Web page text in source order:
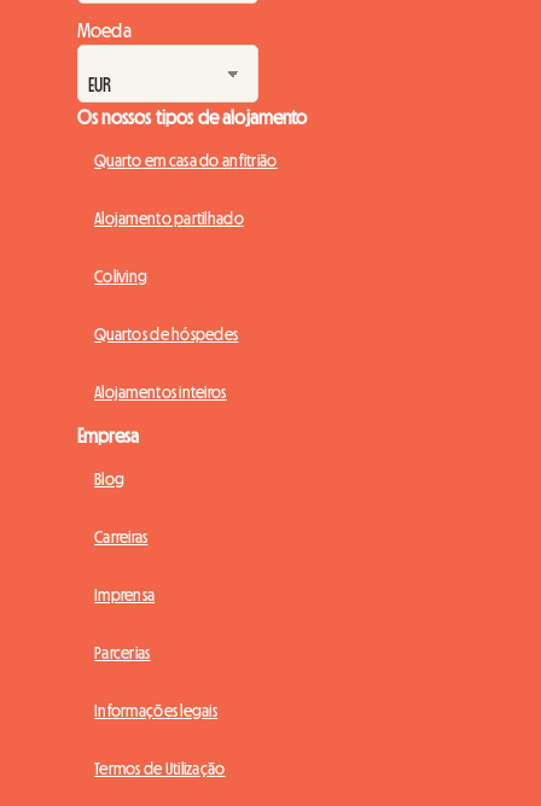
Moeda
Os nossos tipos de alojamento
Quarto em casa do anfitrião
Alojamento partilhado
Coliving
Quartos de hóspedes
Alojamentos inteiros
Empresa
Blog
Carreiras
Imprensa
Parcerias
Informações legais
Termos de Utilização